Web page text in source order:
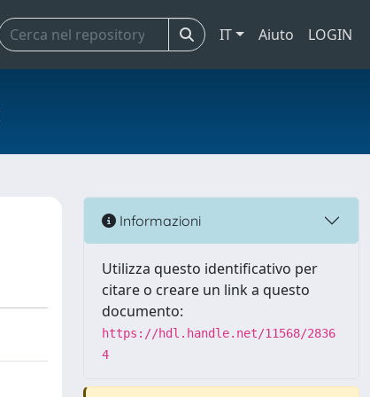
IT Aiuto LOGIN
Informazioni
Utilizza questo identificativo per
citare o creare un link a questo
documento:
https://hdl.handle.net/11568/2836
4